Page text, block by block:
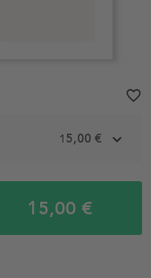
15,00 €
15,00 €
favorite_border